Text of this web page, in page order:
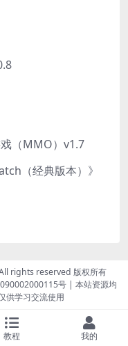
戏（MMO）v1.7
（经典版本）》
rights reserved 版权所有
号| 本站资源均
供学习交流使用
教程 我的